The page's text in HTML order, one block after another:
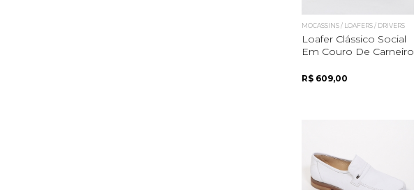
MOCASSINS / LOAFERS / DRIVERS
Loafer Clássico Social
Em Couro De Carneiro
R$ 609,00